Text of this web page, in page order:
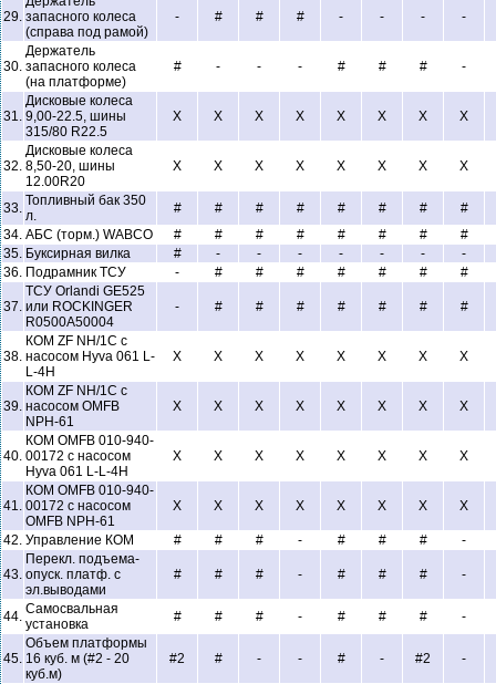
29. запасного колеса
(справа под рамой)
- # # # - - - -
30.
Держатель
запасного колеса
(на платформе)
# - - - # # # -
31.
Дисковые колеса
9,00-22.5, шины
315/80 R22.5
X X X X X X X X
32.
Дисковые колеса
8,50-20, шины
12.00R20
X X X X X X X X
33. Топливный бак 350
л.
# # # # # # #
#
34. АБС (торм.) WABCO # # # # # # #
#
35. Буксирная вилка # - - - - - -
-
36. Подрамник ТСУ - # # # # # # #
37.
ТСУ Orlandi GE525
или ROCKINGER
R0500A50004
- # # # # # # #
38.
КОМ ZF NH/1C с
насосом Hyva 061 L-
L-4H
X X X X X X X X
39.
КОМ ZF NH/1C с
насосом OMFB
NPH-61
X X X X X X X X
40.
КОМ OMFB 010-940-
00172 с насосом
Hyva 061 L-L-4H
X X X X X X X X
41.
КОМ OMFB 010-940-
00172 с насосом
OMFB NPH-61
X X X X X X X X
42. Управление КОМ # # # - # # # -
43.
Перекл. подъема-
опуск. платф. с
эл.выводами
# # # - # # # -
44. Самосвальная
установка
# # # - # # # -
45.
Объем платформы
16 куб. м (#2 - 20
куб.м)
#2 # - - # - #2 -